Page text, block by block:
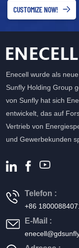
CUSTOMIZE NOW!
Enecell wurde als
Sunfly Holding Group
von Sunfly hat sich
entwickelt, das auf
Vertrieb von
und Gewerbekunden
Telefon :
+86
E-Mail :